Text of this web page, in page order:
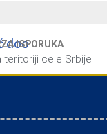
ISPORUKA
teritoriji cele Srbije